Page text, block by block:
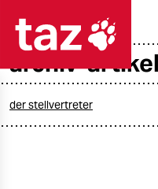
archiv-artikel
der stellvertreter